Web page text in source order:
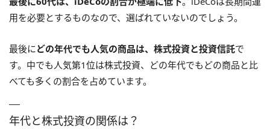
用を必要とするものなので、選ばれていないのでしょう。
最後にどの年代でも人気の商品は、株式投資と投資信託で
す。中でも人気第1位は株式投資、どの年代でもどの商品と比
べても多くの割合を占めています。
年代と株式投資の関係は？